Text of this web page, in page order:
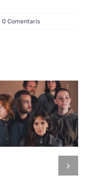
0 Comentaris